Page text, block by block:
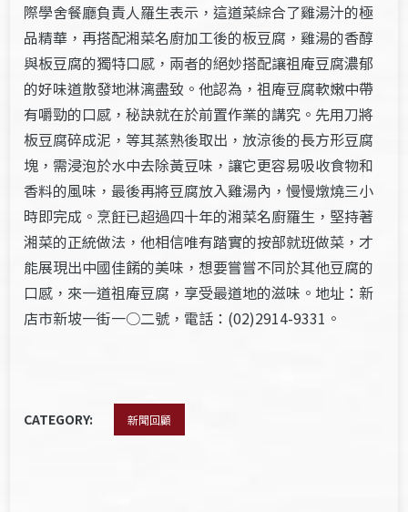
際學舍餐廳負責人羅生表示，這道菜綜合了雞湯汁的極
品精華，再搭配湘菜名廚加工後的板豆腐，雞湯的香醇
與板豆腐的獨特口感，兩者的絕妙搭配讓祖庵豆腐濃郁
的好味道散發地淋漓盡致。他認為，祖庵豆腐軟嫩中帶
有嚼勁的口感，秘訣就在於前置作業的講究。先用刀將
板豆腐碎成泥，等其蒸熟後取出，放涼後的長方形豆腐
塊，需浸泡於水中去除黃豆味，讓它更容易吸收食物和
香料的風味，最後再將豆腐放入雞湯內，慢慢燉燒三小
時即完成。烹飪已超過四十年的湘菜名廚羅生，堅持著
湘菜的正統做法，他相信唯有踏實的按部就班做菜，才
能展現出中國佳餚的美味，想要嘗嘗不同於其他豆腐的
口感，來一道祖庵豆腐，享受最道地的滋味。地址：新
店市新坡一街一○二號，電話：(02)2914-9331。
CATEGORY: 新聞回顧